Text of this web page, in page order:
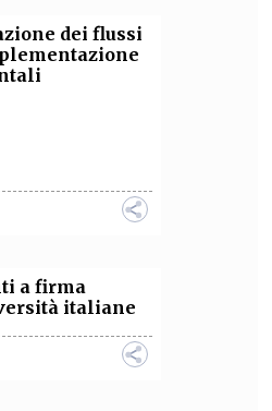
dei flussi
a firma
italiane